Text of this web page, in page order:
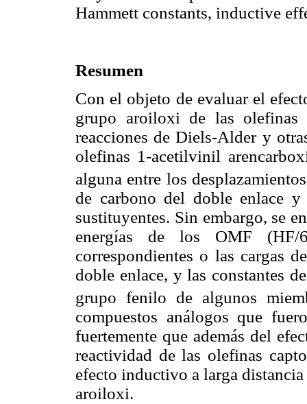
Hammett constants, inductive
Resumen
Con el objeto de evaluar el
grupo aroiloxi de las olefinas
reacciones de Diels-Alder y
olefinas 1-acetilvinil
alguna entre los
de carbono del doble enlace
sustituyentes. Sin embargo, se
energías de los OMF (HF/
correspondientes o las car­gas
doble enlace, y las constantes
grupo fenilo de algunos
compuestos análo­gos que
fuertemente que además del
reactividad de las olefinas
efecto inductivo a larga
aroiloxi.